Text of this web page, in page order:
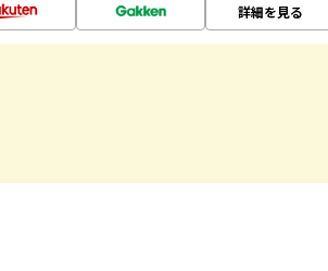
詳細を見る